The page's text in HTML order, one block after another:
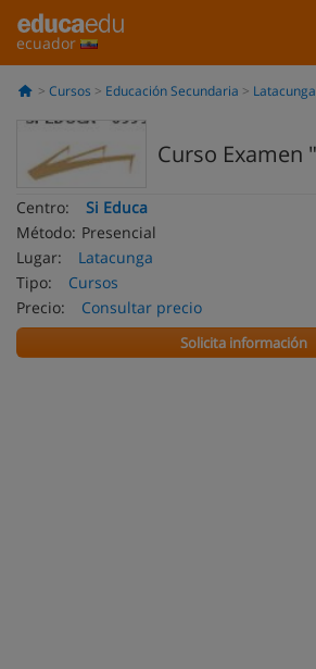
ecuador
Cursos Educación Secundaria Latacunga
Curso Examen
Centro:
Si Educa
Método: Presencial
Lugar:
Latacunga
Tipo:
Cursos
Precio:
Consultar precio
Solicita información